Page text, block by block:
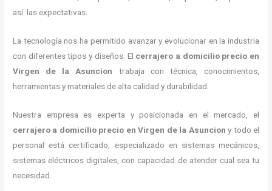
así las expectativas.
La tecnología nos ha permitido avanzar y evolucionar en la industria
con diferentes tipos y diseños. El cerrajero a domicilio precio en
Virgen de la Asuncion trabaja con técnica, conocimientos,
herramientas y materiales de alta calidad y durabilidad.
Nuestra empresa es experta y posicionada en el mercado, el
cerrajero a domicilio precio en Virgen de la Asuncion y todo el
personal está certificado, especializado en sistemas mecánicos,
sistemas eléctricos digitales, con capacidad de atender cual sea tu
necesidad.